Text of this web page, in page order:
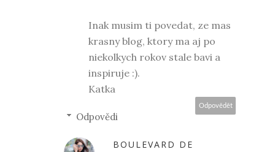
Inak musim ti povedat, ze mas
krasny blog, ktory ma aj po
niekolkych rokov stale bavi a
inspiruje :).
Katka
Odpovědět
Odpovědi
BOULEVARD DE